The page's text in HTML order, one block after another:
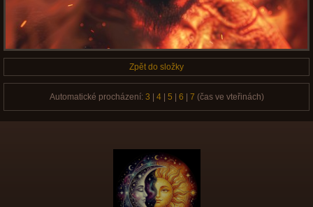
Zpět do složky
Automatické procházení: 3 4| 5 6 7 (čas ve vteřinách)